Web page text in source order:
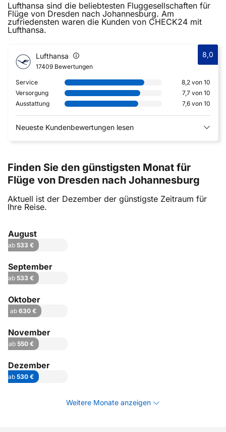
Lufthansa sind die beliebtesten Fluggesellschaften für
Flüge von Dresden nach Johannesburg. Am
zufriedensten waren die Kunden von CHECK24 mit
Lufthansa.
Lufthansa
17409 Bewertungen
8,0
Service
8,2 von 10
Versorgung
7,7 von 10
Ausstattung
7,6 von 10
Neueste Kundenbewertungen lesen
Finden Sie den günstigsten Monat für
Flüge von Dresden nach Johannesburg
Aktuell ist der Dezember der günstigste Zeitraum für
Ihre Reise.
August
ab 533 €
September
ab 533 €
Oktober
ab630 €
November
ab 550 €
Dezember
ab 530 €
Weitere Monate anzeigen